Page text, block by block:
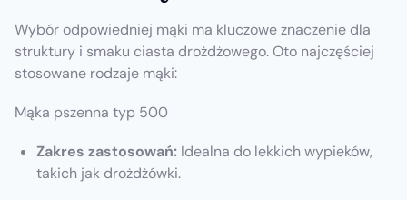
Wybór odpowiedniej mąki ma kluczowe znaczenie dla
struktury i smaku ciasta drożdżowego. Oto najczęściej
stosowane rodzaje mąki:
Mąka pszenna typ 500
Zakres zastosowań: Idealna do lekkich wypieków,
takich jak drożdżówki.